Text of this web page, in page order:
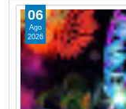
06
Ago
2026